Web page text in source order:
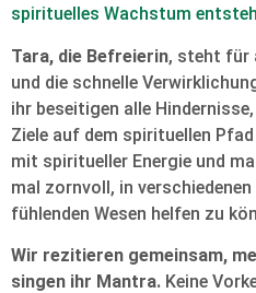
spirituelles Wachstum
Tara, die Befreierin, steht für
und die schnelle
ihr beseitigen alle
Ziele auf dem spirituellen
mit spiritueller Energie und
mal zornvoll, in
fühlenden Wesen helfen zu
Wir rezitieren gemeinsam,
singen ihr Mantra. Keine